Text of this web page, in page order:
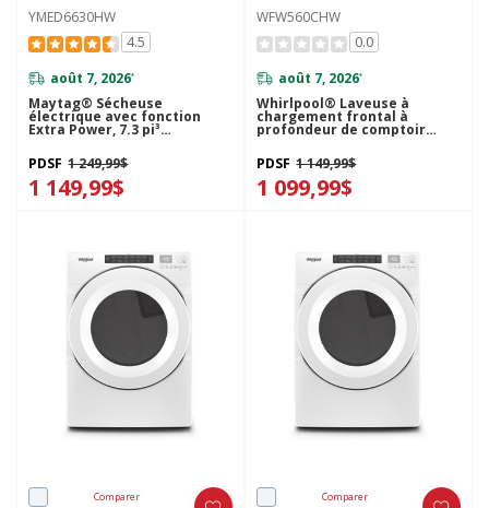
YMED6630HW
4.5
août 7, 2026*
Maytag® Sécheuse
électrique avec fonction
Extra Power, 7.3 pi³
YMED6630HW
PDSF 1 249,99$
1 149,99$
WFW560CHW
0.0
août 7, 2026*
Whirlpool® Laveuse à
chargement frontal à
profondeur de comptoir
avec commandes intuitives -
5.0 pi cu C.E.I. WFW560CHW
PDSF 1 149,99$
1 099,99$
Comparer Comparer